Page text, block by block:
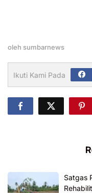
oleh sumbarnews
Ikuti Kami Pada
Satgas